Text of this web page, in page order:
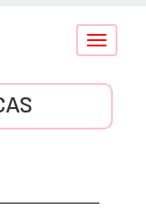
Conmutar